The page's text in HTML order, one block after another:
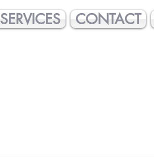
SERVICES CONTACT